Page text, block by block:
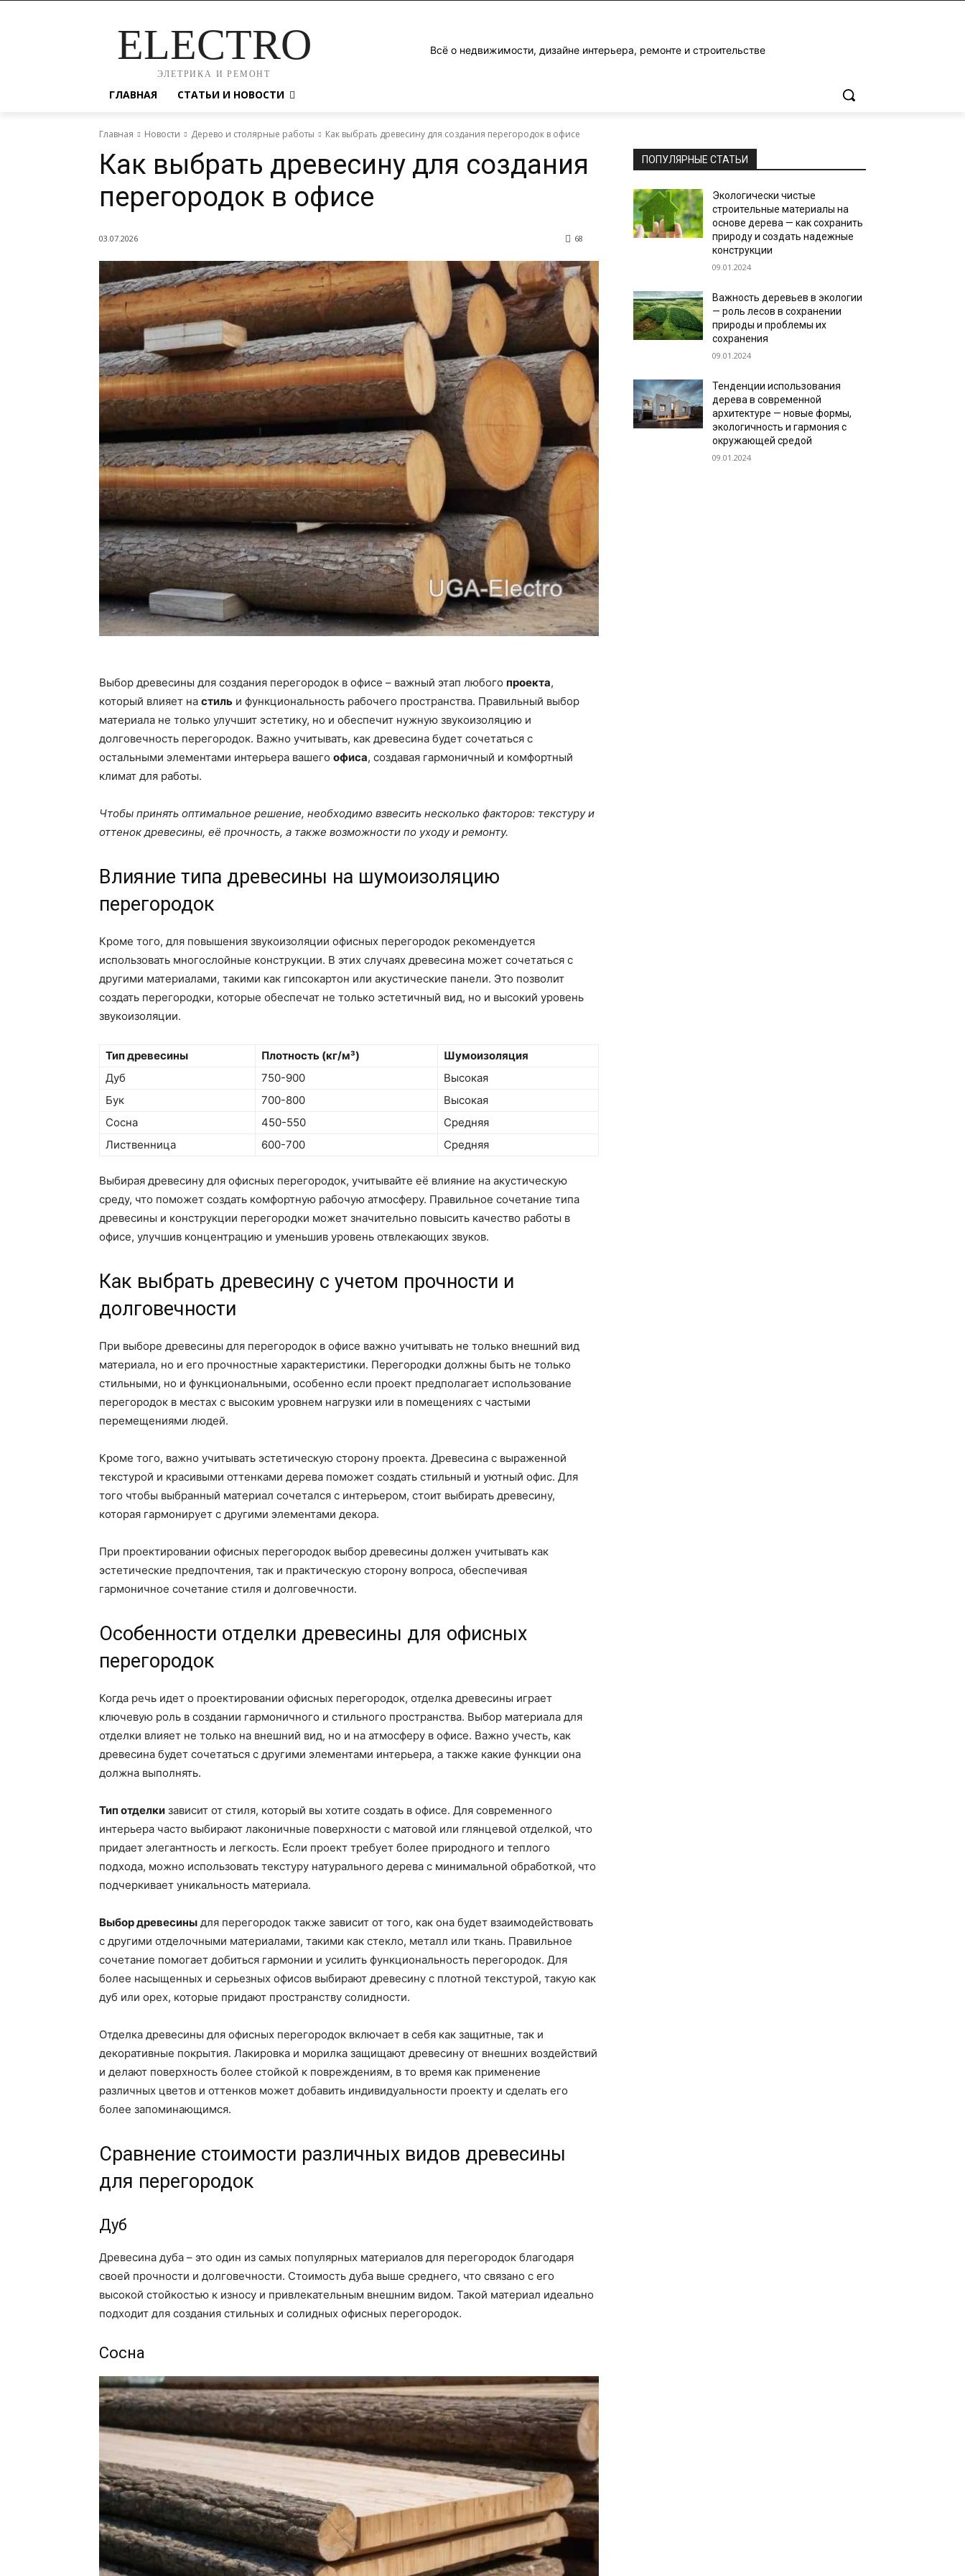
ELECTRO
ЭЛЕТРИКА И РЕМОНТ
Всё о недвижимости, дизайне интерьера, ремонте и строительстве
ГЛАВНАЯ СТАТЬИ И НОВОСТИ
Главная Новости Дерево и столярные работы Как выбрать древесину для создания перегородок в офисе
Как выбрать древесину для создания
перегородок в офисе
03.07.2026 68
Выбор древесины для создания перегородок в офисе – важный этап любого проекта,
который влияет на стиль и функциональность рабочего пространства. Правильный выбор
материала не только улучшит эстетику, но и обеспечит нужную звукоизоляцию и
долговечность перегородок. Важно учитывать, как древесина будет сочетаться с
остальными элементами интерьера вашего офиса, создавая гармоничный и комфортный
климат для работы.
Чтобы принять оптимальное решение, необходимо взвесить несколько факторов: текстуру и
оттенок древесины, её прочность, а также возможности по уходу и ремонту.
Влияние типа древесины на шумоизоляцию
перегородок
Кроме того, для повышения звукоизоляции офисных перегородок рекомендуется
использовать многослойные конструкции. В этих случаях древесина может сочетаться с
другими материалами, такими как гипсокартон или акустические панели. Это позволит
создать перегородки, которые обеспечат не только эстетичный вид, но и высокий уровень
звукоизоляции.
Тип древесины Плотность (кг/м³)
Шумоизоляция
Дуб
750-900
Высокая
Бук
700-800
Высокая
Сосна
450-550
Средняя
Лиственница
600-700 Средняя
Выбирая древесину для офисных перегородок, учитывайте её влияние на акустическую
среду, что поможет создать комфортную рабочую атмосферу. Правильное сочетание типа
древесины и конструкции перегородки может значительно повысить качество работы в
офисе, улучшив концентрацию и уменьшив уровень отвлекающих звуков.
Как выбрать древесину с учетом прочности и
долговечности
При выборе древесины для перегородок в офисе важно учитывать не только внешний вид
материала, но и его прочностные характеристики. Перегородки должны быть не только
стильными, но и функциональными, особенно если проект предполагает использование
перегородок в местах с высоким уровнем нагрузки или в помещениях с частыми
перемещениями людей.
Кроме того, важно учитывать эстетическую сторону проекта. Древесина с выраженной
текстурой и красивыми оттенками дерева поможет создать стильный и уютный офис. Для
того чтобы выбранный материал сочетался с интерьером, стоит выбирать древесину,
которая гармонирует с другими элементами декора.
При проектировании офисных перегородок выбор древесины должен учитывать как
эстетические предпочтения, так и практическую сторону вопроса, обеспечивая
гармоничное сочетание стиля и долговечности.
Особенности отделки древесины для офисных
перегородок
Когда речь идет о проектировании офисных перегородок, отделка древесины играет
ключевую роль в создании гармоничного и стильного пространства. Выбор материала для
отделки влияет не только на внешний вид, но и на атмосферу в офисе. Важно учесть, как
древесина будет сочетаться с другими элементами интерьера, а также какие функции она
должна выполнять.
Тип отделки зависит от стиля, который вы хотите создать в офисе. Для современного
интерьера часто выбирают лаконичные поверхности с матовой или глянцевой отделкой, что
придает элегантность и легкость. Если проект требует более природного и теплого
подхода, можно использовать текстуру натурального дерева с минимальной обработкой, что
подчеркивает уникальность материала.
Выбор древесины для перегородок также зависит от того, как она будет взаимодействовать
с другими отделочными материалами, такими как стекло, металл или ткань. Правильное
сочетание помогает добиться гармонии и усилить функциональность перегородок. Для
более насыщенных и серьезных офисов выбирают древесину с плотной текстурой, такую как
дуб или орех, которые придают пространству солидности.
Отделка древесины для офисных перегородок включает в себя как защитные, так и
декоративные покрытия. Лакировка и морилка защищают древесину от внешних воздействий
и делают поверхность более стойкой к повреждениям, в то время как применение
различных цветов и оттенков может добавить индивидуальности проекту и сделать его
более запоминающимся.
Сравнение стоимости различных видов древесины
для перегородок
Дуб
Древесина дуба – это один из самых популярных материалов для перегородок благодаря
своей прочности и долговечности. Стоимость дуба выше среднего, что связано с его
высокой стойкостью к износу и привлекательным внешним видом. Такой материал идеально
подходит для создания стильных и солидных офисных перегородок.
Сосна
ПОПУЛЯРНЫЕ СТАТЬИ
Экологически чистые
строительные материалы на
основе дерева — как сохранить
природу и создать надежные
конструкции
09.01.2024
Важность деревьев в экологии
— роль лесов в сохранении
природы и проблемы их
сохранения
09.01.2024
Тенденции использования
дерева в современной
архитектуре — новые формы,
экологичность и гармония с
окружающей средой
09.01.2024